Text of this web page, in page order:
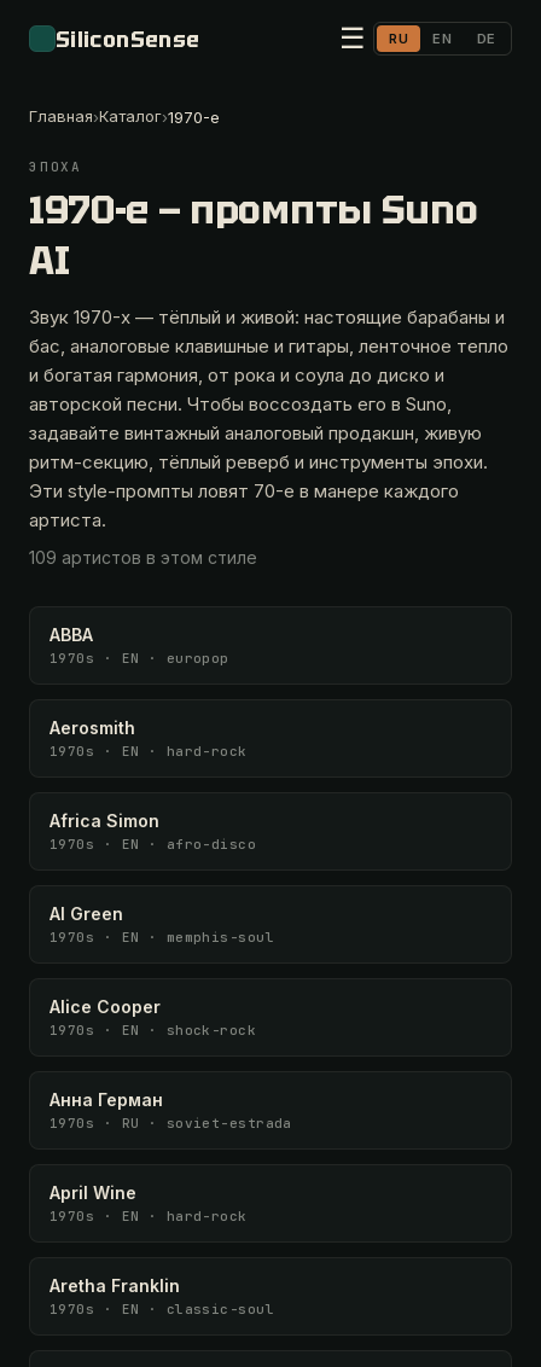
SiliconSense ☰ RU EN DE
Главная›Каталог›1970-е
ЭПОХА
1970-е — промпты Suno
AI
Звук 1970-х — тёплый и живой: настоящие барабаны и
бас, аналоговые клавишные и гитары, ленточное тепло
и богатая гармония, от рока и соула до диско и
авторской песни. Чтобы воссоздать его в Suno,
задавайте винтажный аналоговый продакшн, живую
ритм-секцию, тёплый реверб и инструменты эпохи.
Эти style-промпты ловят 70-е в манере каждого
артиста.
109 артистов в этом стиле
ABBA
1970s · EN · europop
Aerosmith
1970s · EN · hard-rock
Africa Simon
1970s · EN · afro-disco
Al Green
1970s · EN · memphis-soul
Alice Cooper
1970s · EN · shock-rock
Анна Герман
1970s · RU · soviet-estrada
April Wine
1970s · EN · hard-rock
Aretha Franklin
1970s · EN · classic-soul